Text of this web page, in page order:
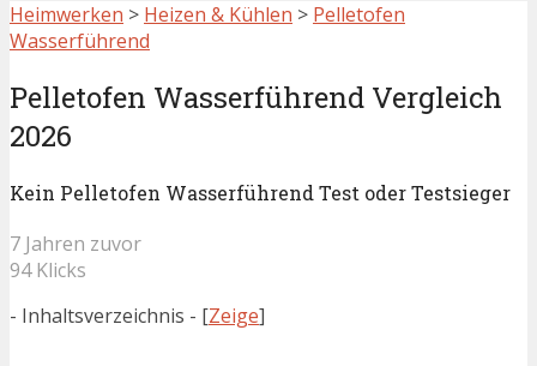
Heimwerken > Heizen & Kühlen > Pelletofen
Wasserführend
Pelletofen Wasserführend Vergleich
2026
Kein Pelletofen Wasserführend Test oder Testsieger
7 Jahren zuvor
94 Klicks
- Inhaltsverzeichnis - [Zeige]